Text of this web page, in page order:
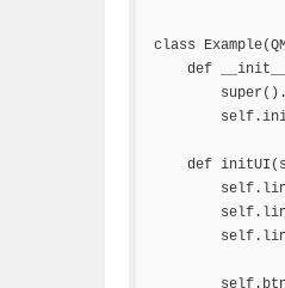
class
def
def
self.btn =